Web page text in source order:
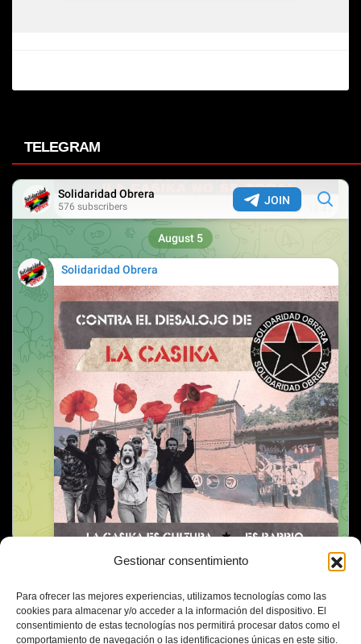
Gestionar consentimiento
Para ofrecer las mejores experiencias, utilizamos tecnologías como las
cookies para almacenar y/o acceder a la información del dispositivo. El
consentimiento de estas tecnologías nos permitirá procesar datos como el
comportamiento de navegación o las identificaciones únicas en este sitio.
TELEGRAM